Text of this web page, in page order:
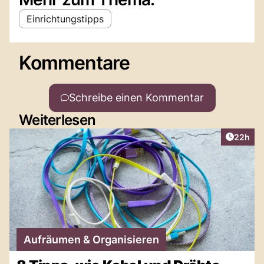
Einrichtungstipps
Kommentare
Schreibe einen Kommentar
Weiterlesen
Artikel
22h
Aufräumen & Organisieren